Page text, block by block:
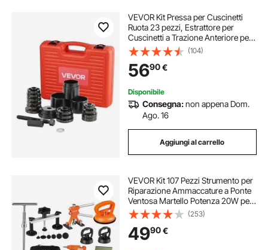
VEVOR Kit Pressa per Cuscinetti
Ruota 23 pezzi, Estrattore per
Cuscinetti a Trazione Anteriore per
Rimozione Installazione a Trazione
Anteriore, Attrezzo per Ruota con
Vite Scorrevole
(104)
5690€
Disponibile
Consegna:non appena Dom.
Ago. 16
Aggiungi al carrello
VEVOR Kit 107 Pezzi Strumento per
Riparazione Ammaccature a Ponte
Ventosa Martello Potenza 20W per
Carrozzeria Auto Veicolo da Garage
Officina Fai-da-te, Kit Estrattore a
Ponte Estrattore a Martello
(253)
4990€